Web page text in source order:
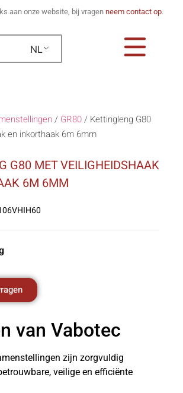
aan onze website, bij vragen neem contact op.
NL
/ GR80/ Kettingleng G80
en inkorthaak 6m 6mm
G80 MET VEILIGHEIDSHAAK
6M 6MM
van Vabotec
zijn zorgvuldig
veilige en efficiënte